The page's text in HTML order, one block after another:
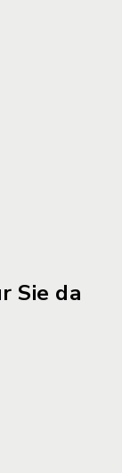
Sie da